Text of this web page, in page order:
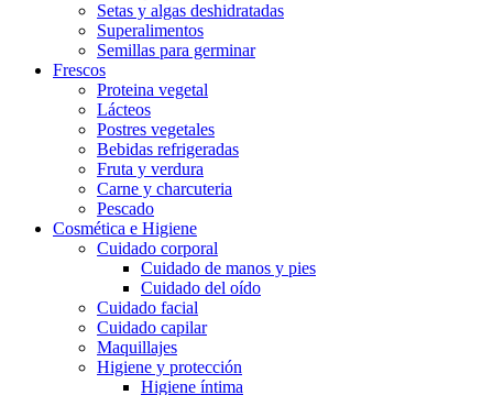
Setas y algas deshidratadas
Superalimentos
Semillas para germinar
Frescos
Proteina vegetal
Lácteos
Postres vegetales
Bebidas refrigeradas
Fruta y verdura
Carne y charcuteria
Pescado
Cosmética e Higiene
Cuidado corporal
Cuidado de manos y pies
Cuidado del oído
Cuidado facial
Cuidado capilar
Maquillajes
Higiene y protección
Higiene íntima